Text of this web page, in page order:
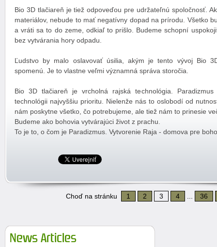
Bio 3D tlačiareň je tiež odpoveďou pre udržateľnú spoločnosť.
materiálov, nebude to mať negatívny dopad na prírodu. Všetko
a vráti sa to do zeme, odkiaľ to prišlo. Budeme schopní
bez vytvárania hory odpadu.
Ľudstvo by malo oslavovať úsilia, akým je tento vývoj Bio
spomenú. Je to vlastne veľmi významná správa storočia.
Bio 3D tlačiareň je vrcholná rajská technológia.
technológii najvyššiu prioritu. Nielenže nás to oslobodí od
nám poskytne všetko, čo potrebujeme, ale tiež nám to prinesie
Budeme ako bohovia vytvárajúci život z prachu.
To je to, o čom je Paradizmus. Vytvorenie Raja - domova pre
Choď na stránku 1 2 3 4 36
News Articles